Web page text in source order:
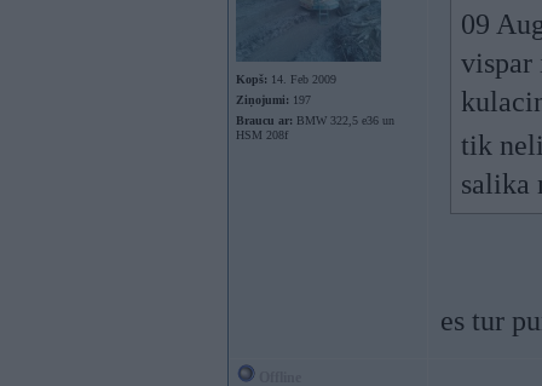
Kopš: 14. Feb 2009
Ziņojumi: 197
Braucu ar: BMW 322,5 e36 un
HSM 208f
09
vispar
tik
salika
es tur